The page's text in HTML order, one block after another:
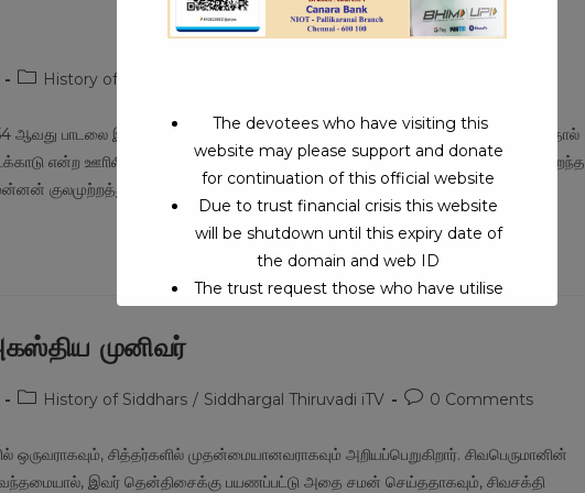
PostHistory of Siddhars
ஆவது பாடலை இயற்றியுள்ளார். இவர் சங்ககாலப் புலவர் இடைக்காடனார் அல்லர். காலத்தால்
என்ற ஊாிலிருந்து வந்த சித்தர் இடைக்காடர். இடைக்கலி நாட்டைச் சேர்ந்தவர். சிறந்த
குலமுற்றத்துத் துஞ்சிய…
முனிவர்
PostHistory of Siddhars / Siddhargal Thiruvadi iTV
Post0 Comments
சித்தர்களில் முதன்மையானவராகவும் அறியப்பெறுகிறார். சிவபெருமானின்
இவர் தென்திசைக்கு பயணப்பட்டு அதை சமன் செய்ததாகவும், சிவசக்தி
The devotees who have visiting this
website may please support and donate
for continuation of this official website
Due to trust financial crisis this website
will be shutdown until this expiry date of
the domain and web ID
The trust request those who have utilise
This will close in 16 seconds